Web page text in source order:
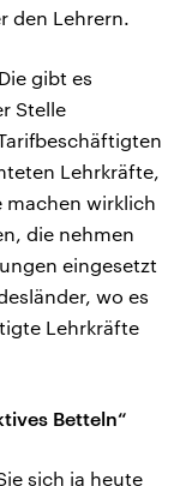
den Lehrern.
gibt es
Stelle
Lehrkräfte,
machen wirklich
die nehmen
eingesetzt
wo es
Lehrkräfte
Betteln“
sich ja heute